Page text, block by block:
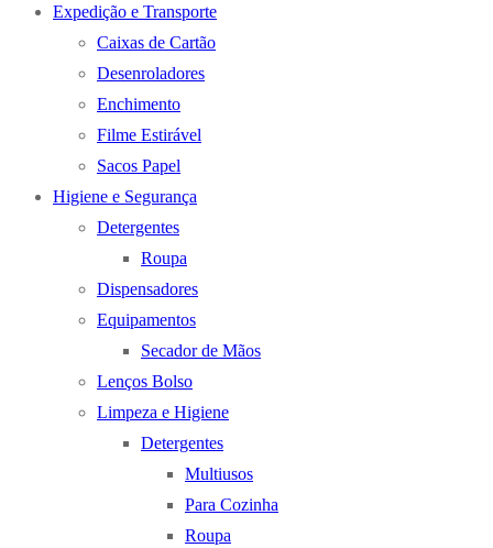
Expedição e Transporte
Caixas de Cartão
Desenroladores
Enchimento
Filme Estirável
Sacos Papel
Higiene e Segurança
Detergentes
Roupa
Dispensadores
Equipamentos
Secador de Mãos
Lenços Bolso
Limpeza e Higiene
Detergentes
Multiusos
Para Cozinha
Roupa